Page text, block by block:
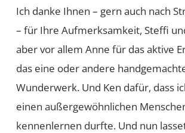
Ich danke Ihnen – gern auch nach
– für Ihre Aufmerksamkeit, Steffi
aber vor allem Anne für das aktive
das eine oder andere
Wunderwerk. Und Ken dafür, dass
einen außergewöhnlichen
kennenlernen durfte. Und nun